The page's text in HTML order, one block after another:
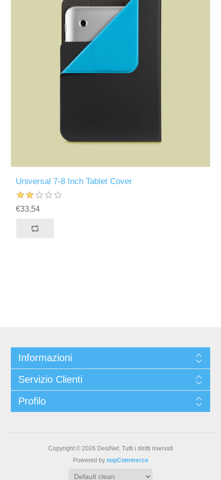
Universal 7-8 Inch Tablet Cover
€33,54
Informazioni
Servizio Clienti
Profilo
Copyright © 2026 DesiNet. Tutti i diritti riservati
Powered by nopCommerce